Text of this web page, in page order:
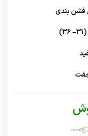
فشن بندی